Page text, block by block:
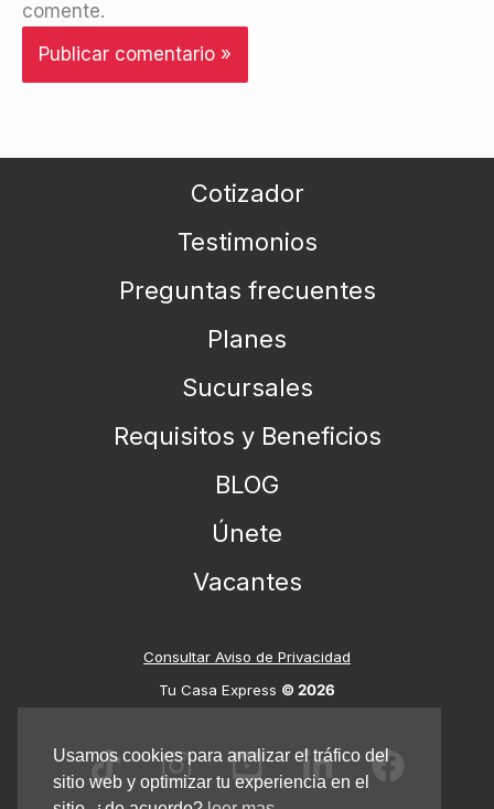
comente.
Cotizador
Testimonios
Preguntas frecuentes
Planes
Sucursales
Requisitos y Beneficios
BLOG
Únete
Vacantes
Consultar Aviso de Privacidad
Tu Casa Express © 2026
Usamos cookies para analizar el tráfico del
sitio web y optimizar tu experiencia en el